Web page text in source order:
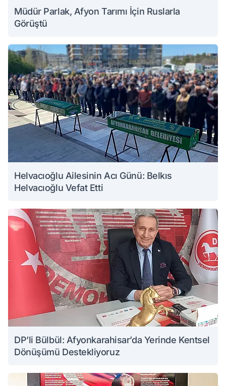
Müdür Parlak, Afyon Tarımı İçin Ruslarla
Görüştü
Helvacıoğlu Ailesinin Acı Günü: Belkıs
Helvacıoğlu Vefat Etti
DP’li Bülbül: Afyonkarahisar’da Yerinde Kentsel
Dönüşümü Destekliyoruz